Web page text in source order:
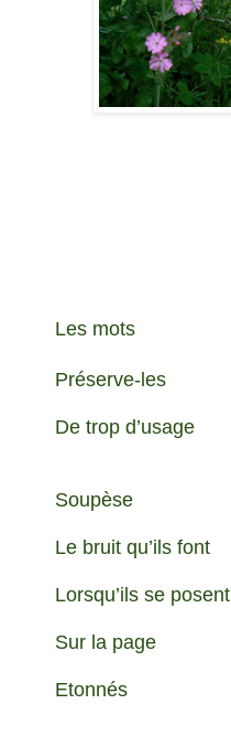
Les mots
Préserve-les
De trop d’usage
Soupèse
Le bruit qu’ils font
Lorsqu’ils se posent
Sur la page
Etonnés